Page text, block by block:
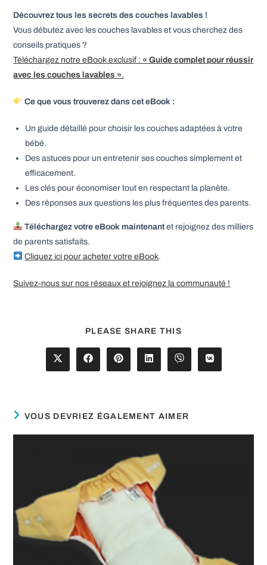
Découvrez tous les secrets des couches lavables !
Vous débutez avec les couches lavables et vous cherchez des
conseils pratiques ?
Téléchargez notre eBook exclusif : « Guide complet pour réussir
avec les couches lavables ».
Ce que vous trouverez dans cet eBook :
Un guide détaillé pour choisir les couches adaptées à votre
bébé.
Des astuces pour un entretenir ses couches simplement et
efficacement.
Les clés pour économiser tout en respectant la planète.
Des réponses aux questions les plus fréquentes des parents.
Téléchargez votre eBook maintenant et rejoignez des milliers
de parents satisfaits.
Cliquez ici pour acheter votre eBook.
Suivez-nous sur nos réseaux et rejoignez la communauté !
PLEASE SHARE THIS
CONTENU
Ouvrir
dans
Ouvrir
dans
Ouvrir
dans
Ouvrir
dans
Ouvrir
dans
Ouvrir
dans
VOUS DEVRIEZ ÉGALEMENT AIMER